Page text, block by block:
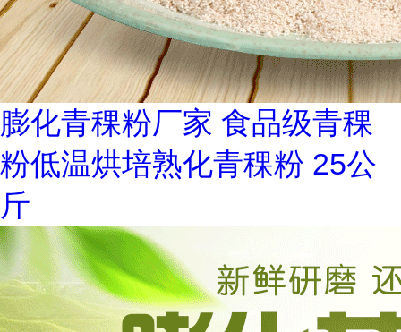
膨化青稞粉厂家 食品级青稞
粉低温烘培熟化青稞粉 25公
斤